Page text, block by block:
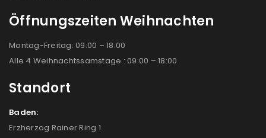
Öffnungszeiten Weihnachten
Montag-Freitag: 09:00 – 18:00
Alle 4 Weihnachtssamstage : 09:00 – 18:00
Standort
Baden:
Erzherzog Rainer Ring 1